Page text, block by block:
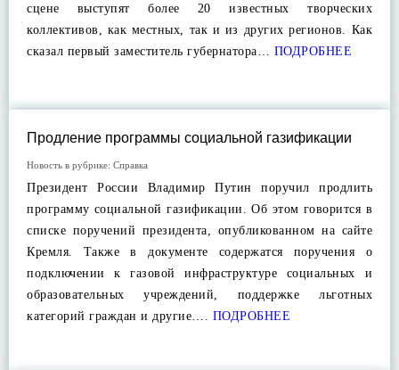
сцене выступят более 20 известных творческих
коллективов, как местных, так и из других регионов. Как
сказал первый заместитель губернатора… ПОДРОБНЕЕ
Продление программы социальной газификации
Новость в рубрике: Справка
Президент России Владимир Путин поручил продлить
программу социальной газификации. Об этом говорится в
списке поручений президента, опубликованном на сайте
Кремля. Также в документе содержатся поручения о
подключении к газовой инфраструктуре социальных и
образовательных учреждений, поддержке льготных
категорий граждан и другие…. ПОДРОБНЕЕ